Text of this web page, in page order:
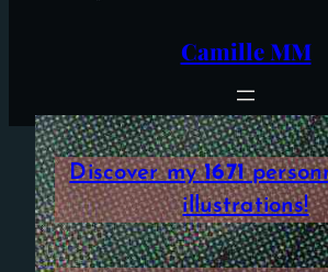
Camille MM
Discover my1671
illustrations!